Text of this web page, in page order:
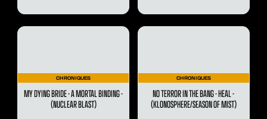
CHRONIQUES
MY DYING BRIDE - A MORTAL BINDING -
(NUCLEAR BLAST)
CHRONIQUES
NO TERROR IN THE BANG - HEAL -
(KLONOSPHERE/SEASON OF MIST)